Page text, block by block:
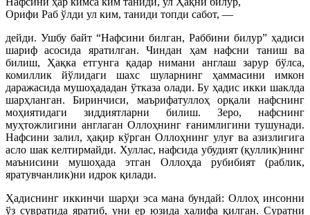
Орифи Раб ўлди ул ким, таниди топди сабот, —
дейди. Ушбу байт “Нафсини билган, Раббини билур” ҳадиси
шариф асосида яратилган. Чиндан ҳам нафсни таниш ва
билиш, Ҳақка етгунга қадар нимани англаш зарур бўлса,
комиллик йўлидаги шахс шуларнинг ҳаммасини имкон
даражасида мушоҳададан ўтказа олади. Бу ҳадис икки шаклда
шарҳланган. Биринчиси, маърифатуллоҳ орқали нафснинг
моҳиятидаги зиддиятларни билиш. Зеро, нафснинг
муҳтожлигини англаган Оллоҳнинг ғанимлигини тушунади.
Нафсини залил, ҳақир кўрган Оллоҳнинг улуғ ва азизлигига
асло шак келтирмайди. Хуллас, нафсида убудият (қуллик)нинг
маънисини мушоҳада этган Оллоҳда рубибият (раблик,
яратувчанлик)ни идрок қилади.
Ҳадиснинг иккинчи шарҳи эса мана бундай: Оллоҳ инсонни
ўз сувратида яратиб, уни ер юзида халифа қилган. Суратни